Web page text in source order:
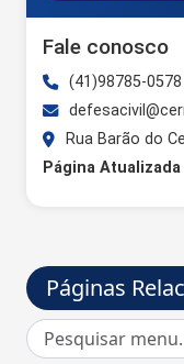
Fale conosco
(41)98785-0578
Rua Barão do
Página Atualizada
Páginas